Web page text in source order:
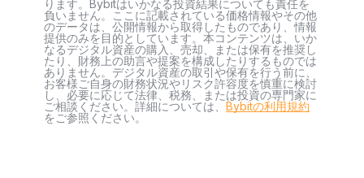
ります。Bybitはいかなる投資結果についても責任を
負いません。ここに記載されている価格情報やその他
のデータは、公開情報から取得したものであり、情報
提供のみを目的としています。本コンテンツは、いか
なるデジタル資産の購入、売却、または保有を推奨し
たり、財務上の助言や提案を構成したりするものでは
ありません。デジタル資産の取引や保有を行う前に、
お客様ご自身の財務状況やリスク許容度を慎重に検討
し、必要に応じて法律、税務、または投資の専門家に
ご相談ください。詳細については、 Bybitの利用規約
をご参照ください。